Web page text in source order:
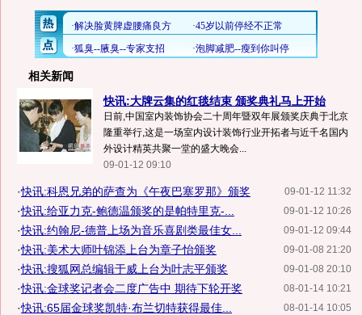
相关新闻
快讯:大牌云集的红毯结束 颁奖典礼马上开始
日前,中国室内装饰协会二十周年暨双年展颁奖庆典于北京
隆重举行,这是一场室内设计装饰行业开拓者与近千名国内
外设计精英共聚一堂的盛大晚会...
09-01-12 09:10
09-01-12 11:32
·快讯:科恩兄弟的萨查为《午夜巴塞罗那》颁奖
09-01-12 10:26
·快讯:给亚力克-鲍德温颁奖的是帕特里克-...
09-01-12 09:44
·快讯:约翰尼-德普上场为音乐喜剧类最佳女...
09-01-08 21:20
·快讯:美术大师叶锦添上台为章子怡颁奖
09-01-08 20:10
·快讯:搜狐网总编辑于威上台为叶志平颁奖
08-01-14 10:21
·快讯:金球奖记者会二度广告中 期待下轮开奖
08-01-14 10:05
·快讯:65届金球奖凯特·布兰切特获得最佳...